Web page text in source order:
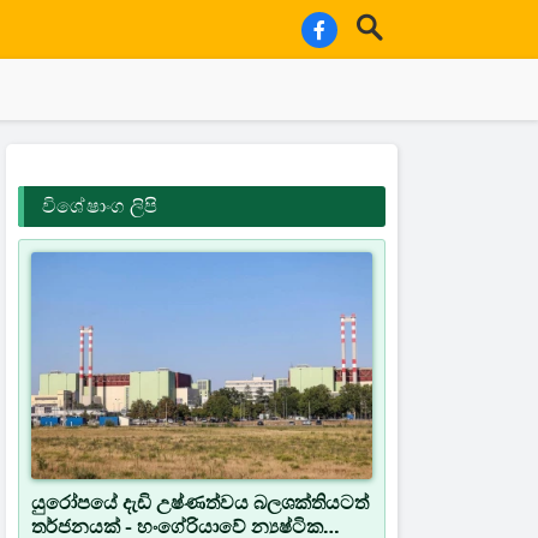
විශේෂාංග ලිපි
යුරෝපයේ දැඩි උෂ්ණත්වය බලශක්තියටත්
තර්ජනයක් - හංගේරියාවේ න්‍යෂ්ටික